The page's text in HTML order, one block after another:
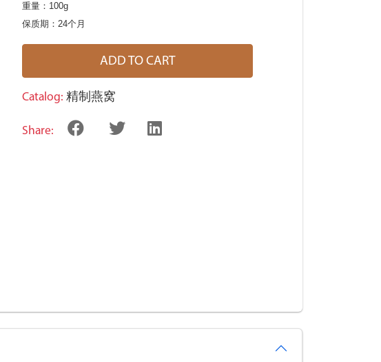
重量：100g
保质期：24个月
ADD TO CART
Catalog: 精制燕窝
Share: